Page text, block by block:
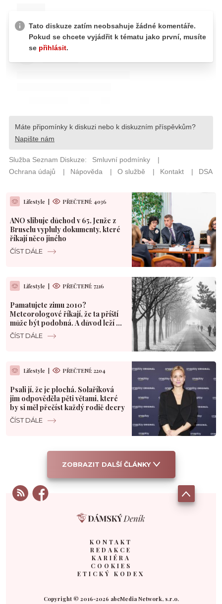
Lifestyle | PŘEČTENÍ: 4036
ANO slibuje důchod v 65. Jenže z
Bruselu vypluly dokumenty, které
říkají něco jiného
ČÍST DÁLE
Lifestyle | PŘEČTENÍ: 7216
Pamatujete zimu 2010?
Meteorologové říkají, že ta příští
může být podobná. A důvod leží v
Pacifiku
ČÍST DÁLE
Lifestyle | PŘEČTENÍ: 2204
Psali jí, že je plochá. Solaříková
jim odpověděla pěti větami, které
by si měl přečíst každý rodič dcery
ČÍST DÁLE
ZOBRAZIT DALŠÍ ČLÁNKY
KONTAKT
REDAKCE
KARIÉRA
COOKIES
ETICKÝ KODEX
Copyright © 2016-2026 abcMedia Network, s.r.o.